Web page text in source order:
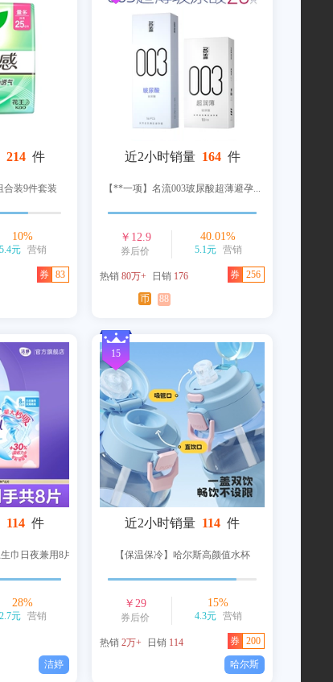
214 件
合装9件套装
10%
5.4元 营销
券 83
近2小时销量 164 件
【**一项】名流003玻尿酸超薄避孕...
￥ 12.9
券后价
40.01%
5.1元 营销
热销 80万+ 日销 176 券 256
币 88
114 件
巾日夜兼用8片
28%
2.7元 营销
洁婷
15
近2小时销量 114 件
【保温保冷】哈尔斯高颜值水杯
￥29
券后价
15%
4.3元 营销
热销 2万+ 日销 114 券 200
哈尔斯